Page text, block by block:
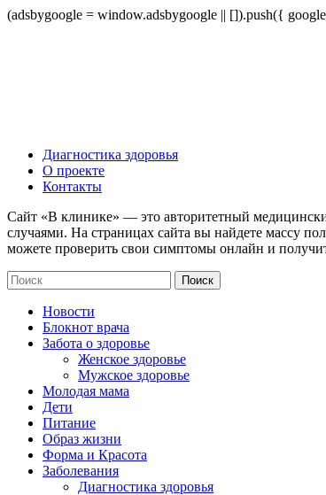
(adsbygoogle = window.adsbygoogle || []).push({
Диагностика здоровья
О проекте
Контакты
Сайт «В клинике» — это авторитетный
случаями. На страницах сайта вы найдете массу
можете проверить свои симптомы онлайн и
Новости
Блокнот врача
Забота о здоровье
Женское здоровье
Мужское здоровье
Молодая мама
Дети
Питание
Образ жизни
Форма и Красота
Заболевания
Диагностика здоровья